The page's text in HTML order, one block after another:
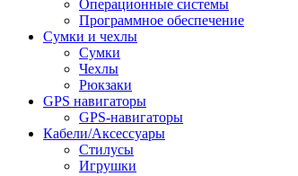
Операционные системы
Программное обеспечение
Сумки и чехлы
Сумки
Чехлы
Рюкзаки
GPS навигаторы
GPS-навигаторы
Кабели/Аксессуары
Стилусы
Игрушки